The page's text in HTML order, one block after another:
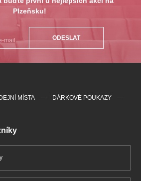
Plzeňsku!
ODESLAT
MÍSTA
DÁRKOVÉ POUKAZY